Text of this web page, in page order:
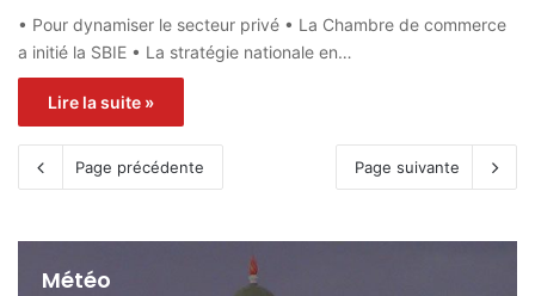
• Pour dynamiser le secteur privé • La Chambre de commerce
a initié la SBIE • La stratégie nationale en…
Lire la suite »
Page précédente Page suivante
Météo